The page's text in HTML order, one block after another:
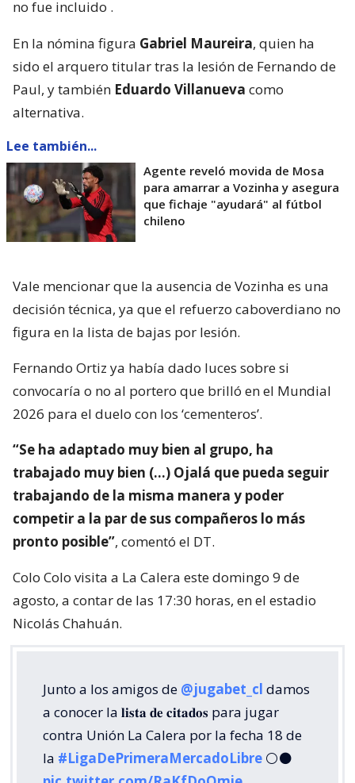
no fue incluido .
En la nómina figura Gabriel Maureira, quien ha
sido el arquero titular tras la lesión de Fernando de
Paul, y también Eduardo Villanueva como
alternativa.
Lee también...
Agente reveló movida de Mosa
para amarrar a Vozinha y asegura
que fichaje "ayudará" al fútbol
chileno
Vale mencionar que la ausencia de Vozinha es una
decisión técnica, ya que el refuerzo caboverdiano no
figura en la lista de bajas por lesión.
Fernando Ortiz ya había dado luces sobre si
convocaría o no al portero que brilló en el Mundial
2026 para el duelo con los ‘cementeros’.
“Se ha adaptado muy bien al grupo, ha
trabajado muy bien (…) Ojalá que pueda seguir
trabajando de la misma manera y poder
competir a la par de sus compañeros lo más
pronto posible”, comentó el DT.
Colo Colo visita a La Calera este domingo 9 de
agosto, a contar de las 17:30 horas, en el estadio
Nicolás Chahuán.
Junto a los amigos de @jugabet_cl damos
a conocer la 𝐥𝐢𝐬𝐭𝐚 𝐝𝐞 𝐜𝐢𝐭𝐚𝐝𝐨𝐬 para jugar
contra Unión La Calera por la fecha 18 de
la #LigaDePrimeraMercadoLibre ⚪⚫